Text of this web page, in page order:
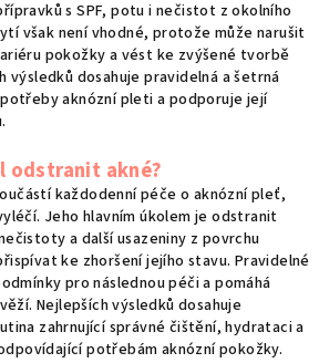
s SPF, potu i nečistot z okolního
však není vhodné, protože může narušit
pokožky a vést ke zvýšené tvorbě
výsledků dosahuje pravidelná a šetrná
aknózní pleti a podporuje její
odstranit akné?
každodenní péče o aknózní pleť,
Jeho hlavním úkolem je odstranit
a další usazeniny z povrchu
ke zhoršení jejího stavu. Pravidelné
pro následnou péči a pomáhá
Nejlepších výsledků dosahuje
zahrnující správné čištění, hydrataci a
potřebám aknózní pokožky.